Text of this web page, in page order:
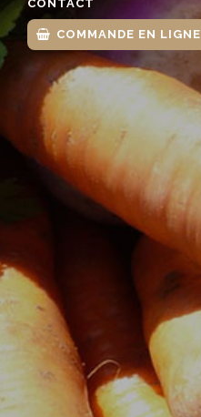
CONTACT
COMMANDE EN LIGNE